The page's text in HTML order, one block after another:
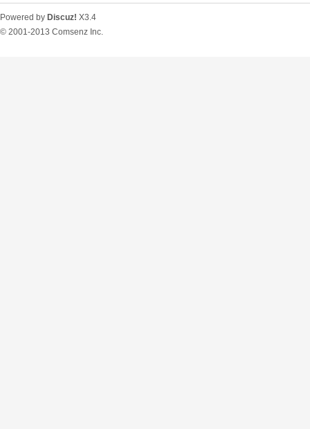
Powered by Discuz! X3.4
© 2001-2013 Comsenz Inc.